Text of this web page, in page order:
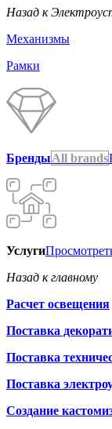
Назад к
Механизмы
Рамки
БрендыAll brands
Услуги
Назад к главному
Расчет освещения
Поставка
Поставка
Поставка
Создание